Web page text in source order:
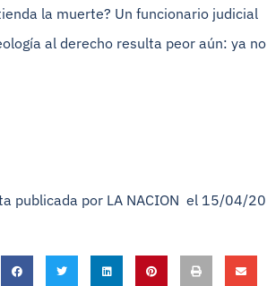
la muerte? Un funcionario judicial
al derecho resulta peor aún: ya no
publicada por LA NACION el 15/04/20